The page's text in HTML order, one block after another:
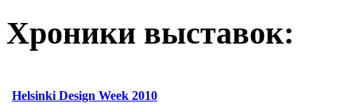
Хроники выставок:
Helsinki Design Week 2010